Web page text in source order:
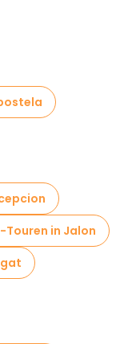
in Jalon